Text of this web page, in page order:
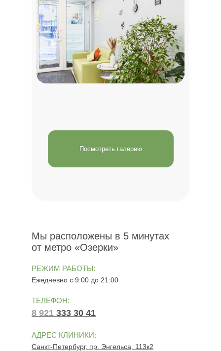
Посмотреть галерею
Мы расположены в 5 минутах
от метро «Озерки»
РЕЖИМ РАБОТЫ:
Ежедневно с 9:00 до 21:00
ТЕЛЕФОН:
8 921 333 30 41
АДРЕС КЛИНИКИ:
Санкт-Петербург, пр. Энгельса, 113к2